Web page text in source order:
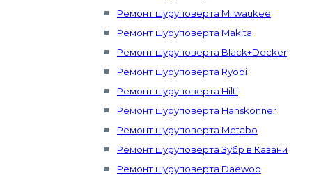
Ремонт шуруповерта Milwaukee
Ремонт шуруповерта Makita
Ремонт шуруповерта Black+Decker
Ремонт шуруповерта Ryobi
Ремонт шуруповерта Hilti
Ремонт шуруповерта Hanskonner
Ремонт шуруповерта Metabo
Ремонт шуруповерта Зубр в Казани
Ремонт шуруповерта Daewoo